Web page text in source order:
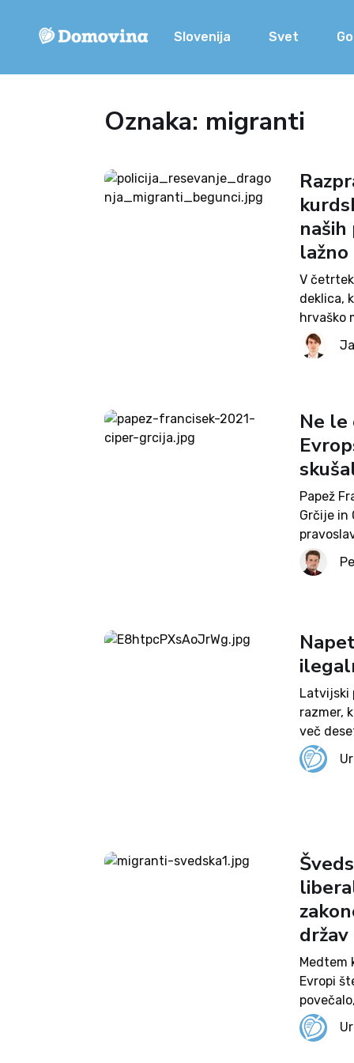
Slovenija Svet
Oznaka: migranti
lažno
V
deklica,
hrvaško
sicer
reke. V...
Ne le
Papež
Grčije in
Latvijski
razmer,
več
ženske
vzhoda,
držav
Medtem
Evropi
prejšnji